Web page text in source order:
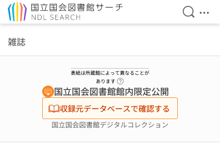
検索を
メ
雑誌
表紙は所蔵館によって異なることが
あります
国立国会図書館館内限定公開
収録元データベースで確認する
国立国会図書館デジタルコレクション